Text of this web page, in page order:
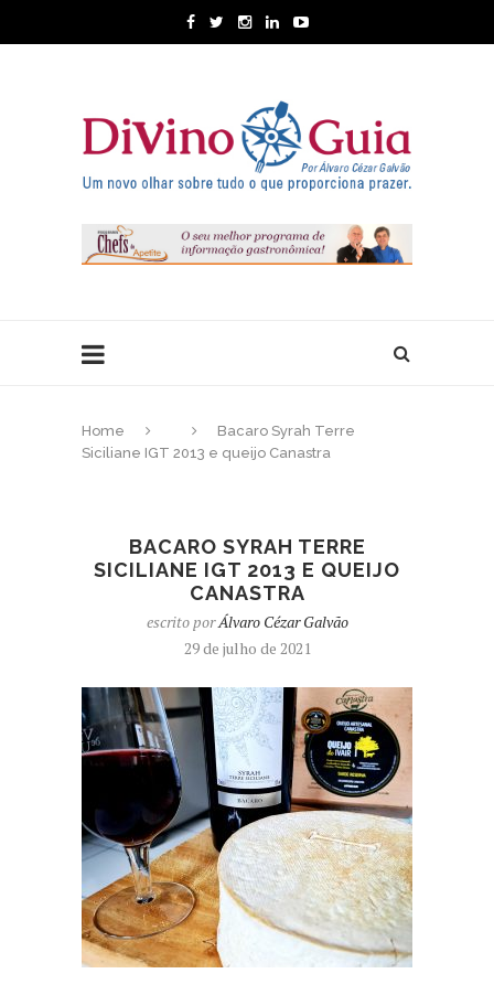
Home
Bacaro Syrah Terre
Siciliane IGT 2013 e queijo Canastra
BACARO SYRAH TERRE
SICILIANE IGT 2013 E QUEIJO
CANASTRA
escrito porÁlvaro Cézar Galvão
29 de julho de 2021